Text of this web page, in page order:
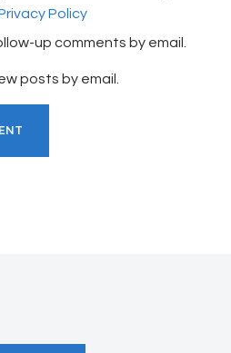
Policy
up comments by email.
posts by email.